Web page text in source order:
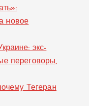
новое
экс-
переговоры,
Тегеран